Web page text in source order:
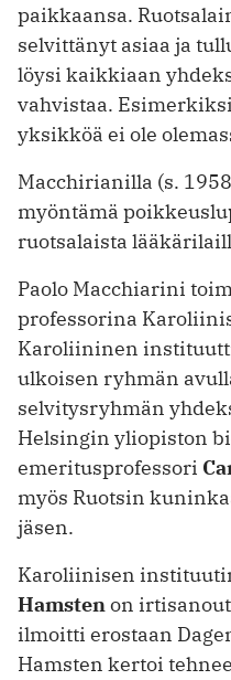
paikkaansa.
selvittänyt asiaa ja
löysi kaikkiaan
vahvistaa.
yksikköä ei ole
Macchirianilla (s.
myöntämä
ruotsalaista
Paolo Macchiarini
professorina
Karoliininen
ulkoisen ryhmän
selvitysryhmän
Helsingin yliopiston
emeritusprofessori
myös Ruotsin
jäsen.
Karoliinisen
Hamstenon
ilmoitti erostaan
Hamsten kertoi